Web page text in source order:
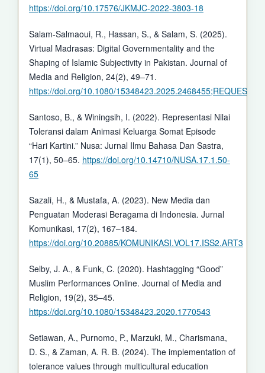
https://doi.org/10.17576/JKMJC-2022-3803-18
Salam-Salmaoui, R., Hassan, S., & Salam, S. (2025).
Virtual Madrasas: Digital Governmentality and the
Shaping of Islamic Subjectivity in Pakistan. Journal of
Media and Religion, 24(2), 49–71.
https://doi.org/10.1080/
Santoso, B., & Winingsih, I. (2022). Representasi Nilai
Toleransi dalam Animasi Keluarga Somat Episode
“Hari Kartini.” Nusa: Jurnal Ilmu Bahasa Dan Sastra,
17(1), 50–65. https://doi.org/10.14710/NUSA.17.1.50-
65
Sazali, H., & Mustafa, A. (2023). New Media dan
Penguatan Moderasi Beragama di Indonesia. Jurnal
Komunikasi, 17(2), 167–184.
https://doi.org/10.20885/KOMUNIKASI.VOL17.ISS2.ART3
Selby, J. A., & Funk, C. (2020). Hashtagging “Good”
Muslim Performances Online. Journal of Media and
Religion, 19(2), 35–45.
https://doi.org/10.1080/15348423.2020.1770543
Setiawan, A., Purnomo, P., Marzuki, M., Charismana,
D. S., & Zaman, A. R. B. (2024). The implementation of
tolerance values through multicultural education